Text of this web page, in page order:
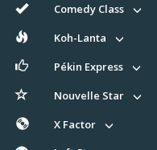
Comedy Class
Koh-Lanta
Pékin Express
Nouvelle Star
X Factor